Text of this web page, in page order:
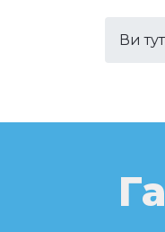
Ви